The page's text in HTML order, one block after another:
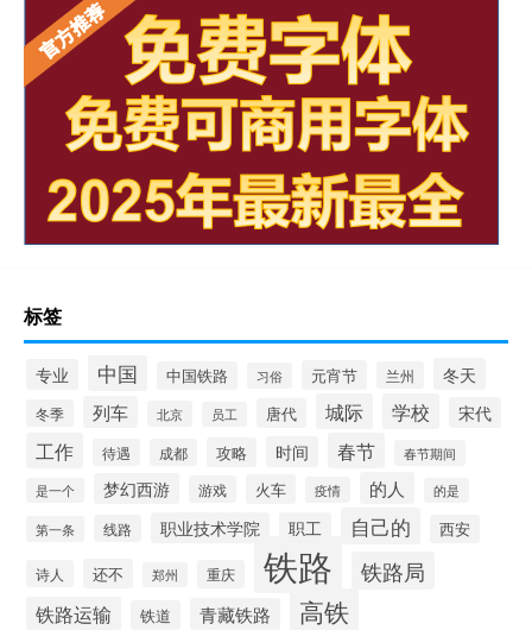
标签
专业 中国 中国铁路 习俗 元宵节 兰州 冬天
冬季 列车 北京 员工 唐代 城际 学校 宋代
工作 待遇 成都 攻略 时间 春节 春节期间
是一个 梦幻西游 游戏 火车 疫情 的人 的是
第一条 线路 职业技术学院 职工 自己的 西安
诗人 还不 郑州 重庆 铁路 铁路局
铁路运输 铁道 青藏铁路 高铁